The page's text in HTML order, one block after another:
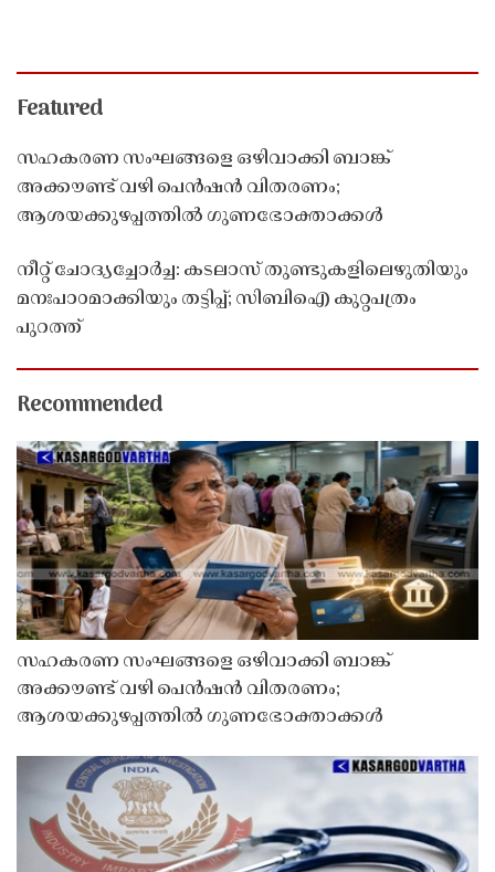
Featured
സഹകരണ സംഘങ്ങളെ ഒഴിവാക്കി ബാങ്ക്
അക്കൗണ്ട് വഴി പെൻഷൻ വിതരണം;
ആശയക്കുഴപ്പത്തിൽ ഗുണഭോക്താക്കൾ
നീറ്റ് ചോദ്യച്ചോർച്ച: കടലാസ് തുണ്ടുകളിലെഴുതിയും
മനഃപാഠമാക്കിയും തട്ടിപ്പ്; സിബിഐ കുറ്റപത്രം
പുറത്ത്
Recommended
സഹകരണ സംഘങ്ങളെ ഒഴിവാക്കി ബാങ്ക്
അക്കൗണ്ട് വഴി പെൻഷൻ വിതരണം;
ആശയക്കുഴപ്പത്തിൽ ഗുണഭോക്താക്കൾ